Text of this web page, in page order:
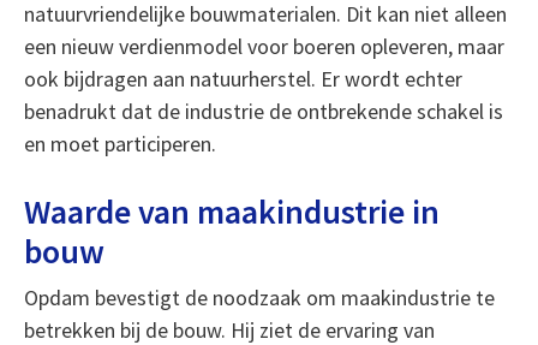
natuurvriendelijke bouwmaterialen. Dit kan niet alleen
een nieuw verdienmodel voor boeren opleveren, maar
ook bijdragen aan natuurherstel. Er wordt echter
benadrukt dat de industrie de ontbrekende schakel is
en moet participeren.
Waarde van maakindustrie in
bouw
Opdam bevestigt de noodzaak om maakindustrie te
betrekken bij de bouw. Hij ziet de ervaring van